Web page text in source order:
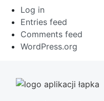
Log in
Entries feed
Comments feed
WordPress.org